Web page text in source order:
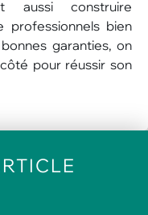
aussi construire
professionnels bien
garanties, on
pour réussir son